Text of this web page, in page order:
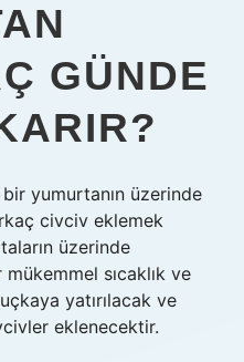
GÜNDE
yumurtanın üzerinde
civciv eklemek
üzerinde
sıcaklık ve
yatırılacak ve
eklenecektir.